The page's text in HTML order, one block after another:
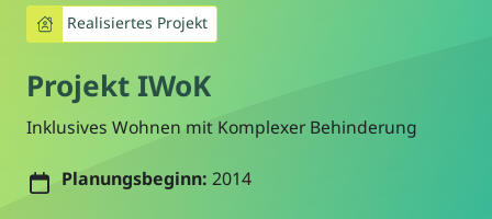
Realisiertes Projekt
Projekt IWoK
Inklusives Wohnen mit Komplexer Behinderung
Planungsbeginn: 2014